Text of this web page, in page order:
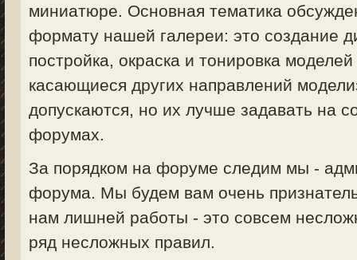
миниатюре. Основная тематика
формату нашей галереи: это создание
постройка, окраска и тонировка
касающиеся других направлений
допускаются, но их лучше задавать на
форумах.
За порядком на форуме следим мы -
форума. Мы будем вам очень
нам лишней работы - это совсем
ряд несложных правил.